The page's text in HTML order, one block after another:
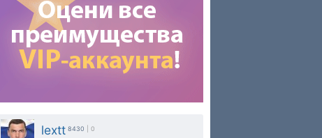
lextt 8430 | 0